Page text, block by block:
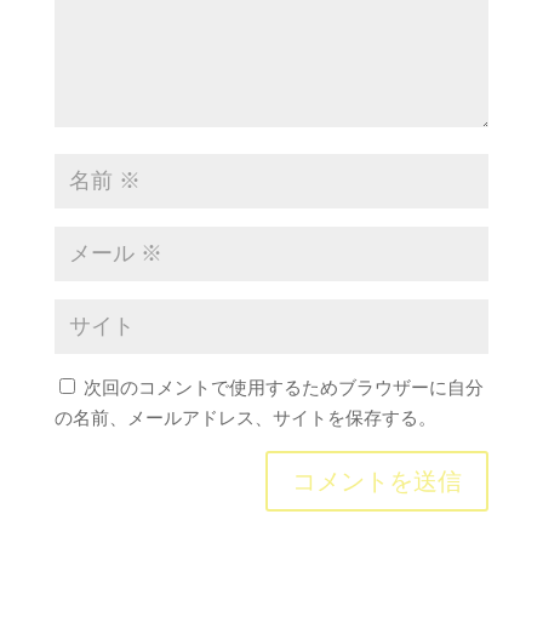
次回のコメントで使用するためブラウザーに自分
の名前、メールアドレス、サイトを保存する。